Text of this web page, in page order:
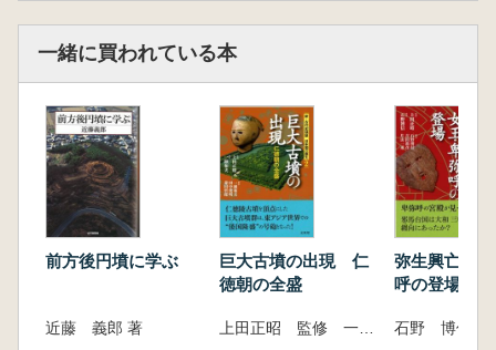
一緒に買われている本
前方後円墳に学ぶ
近藤 義郎 著
巨大古墳の出現 仁
徳朝の全盛
上田正昭 監修 一瀬和夫 著
弥生興亡女
呼の登場
石野 博信 著